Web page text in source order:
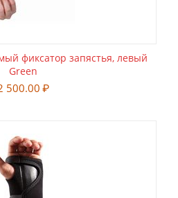
фиксатор запястья, левый
Green
500.00₽